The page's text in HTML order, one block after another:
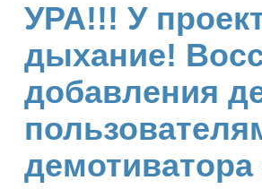
УРА!!! У
дыхание!
добавления